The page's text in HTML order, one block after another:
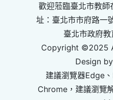
歡迎蒞臨臺北市教
址：臺北市市府路
臺北市政府
Copyright ©2025
Design
建議瀏覽器Edge
Chrome，建議瀏覽